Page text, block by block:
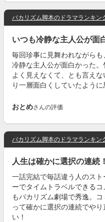
バカリズム脚本のドラマランキン
いつも冷静な主人公が面
毎回珍事に見舞われながら
冷静な主人公が面白かった
よく見えなくて、とも言え
り一層面白くしていたように
おとめさんの評価
バカリズム脚本のドラマランキン
人生は確かに選択の連続！
一話完結で毎話違う人のス
ーでタイムトラベルできる
もバカリズム劇場で秀逸。
って確かに選択の連続でや
い！